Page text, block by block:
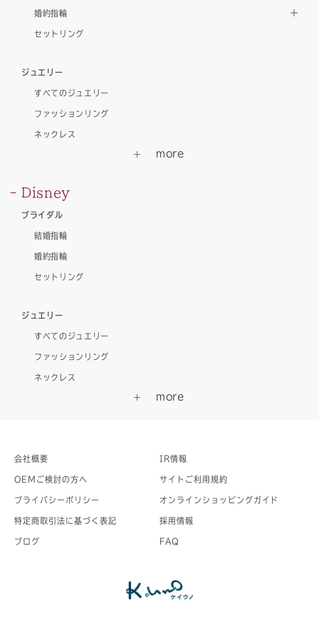
婚約指輪
セットリング
ジュエリー
すべてのジュエリー
ファッションリング
ネックレス
Disney
ブライダル
結婚指輪
婚約指輪
セットリング
ジュエリー
すべてのジュエリー
ファッションリング
ネックレス
会社概要 IR情報
OEMご検討の方へ サイトご利用規約
プライバシーポリシー オンラインショッピングガイド
特定商取引法に基づく表記 採用情報
ブログ FAQ